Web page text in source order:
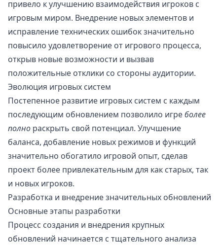
привело к улучшению взаимодействия игроков с
игровым миром. Внедрение новых элементов и
исправление технических ошибок значительно
повысило удовлетворение от игрового процесса,
открыв новые возможности и вызвав
положительные отклики со стороны аудитории.
Эволюция игровых систем
Постепенное развитие игровых систем с каждым
последующим обновлением позволило игреболее
полно раскрыть свой потенциал. Улучшение
баланса, добавление новых режимов и функций
значительно обогатило игровой опыт, сделав
проект более привлекательным для как старых, так
и новых игроков.
Разработка и внедрение значительных обновлений
Основные этапы разработки
Процесс создания и внедрения крупных
обновлений начинается с тщательного анализа